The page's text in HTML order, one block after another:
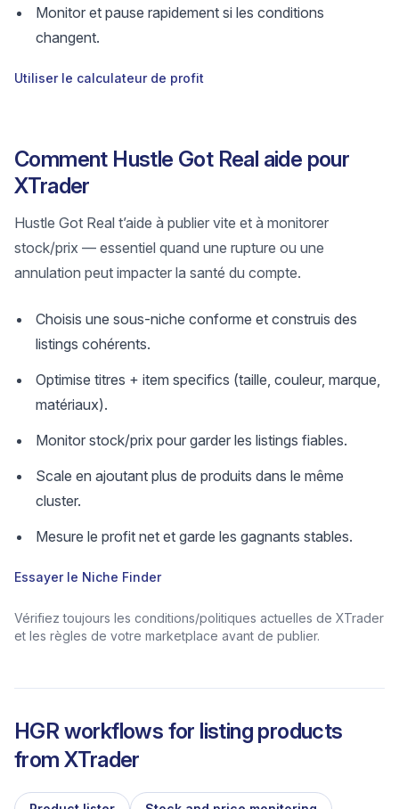
Monitor et pause rapidement si les conditions
changent.
Utiliser le calculateur de profit
Comment Hustle Got Real aide pour
XTrader
Hustle Got Real t’aide à publier vite et à monitorer
stock/prix — essentiel quand une rupture ou une
annulation peut impacter la santé du compte.
Choisis une sous-niche conforme et construis des
listings cohérents.
Optimise titres + item specifics (taille, couleur, marque,
matériaux).
Monitor stock/prix pour garder les listings fiables.
Scale en ajoutant plus de produits dans le même
cluster.
Mesure le profit net et garde les gagnants stables.
Essayer le Niche Finder
Vérifiez toujours les conditions/politiques actuelles de XTrader
et les règles de votre marketplace avant de publier.
HGR workflows for listing products
from XTrader